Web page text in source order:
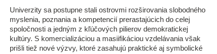
Univerzity sa postupne stali ostrovmi rozširovania slobodného
myslenia, poznania a kompetencií prerastajúcich do celej
spoločnosti a jedným z kľúčových pilierov demokratickej
kultúry. S komercializáciou a masiifikáciou vzdelávania však
prišli tiež nové výzvy, ktoré zasahujú praktické aj symbolické